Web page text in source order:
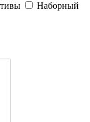
Наборный